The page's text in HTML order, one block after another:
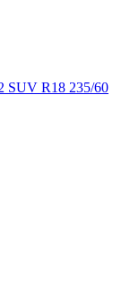
SUV R18 235/60